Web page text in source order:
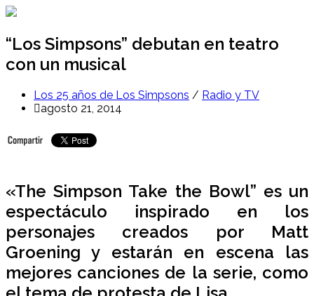
Ir
contenido
“Los Simpsons” debutan en teatro
con un musical
Los 25 años de Los Simpsons / Radio y TV
agosto 21, 2014
«The Simpson Take the Bowl” es un
espectáculo inspirado en los
personajes creados por Matt
Groening y estarán en escena las
mejores canciones de la serie, como